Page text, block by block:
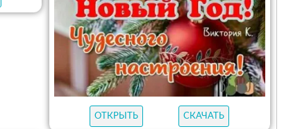
ОТКРЫТЬ СКАЧАТЬ